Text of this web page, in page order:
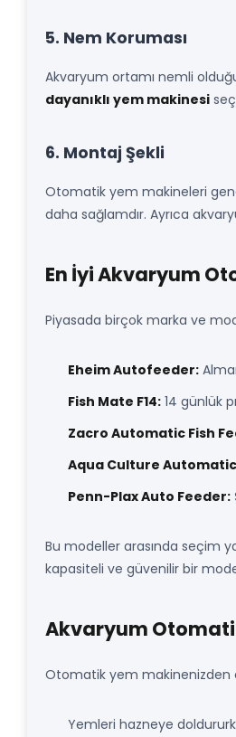
5. Nem Koruması
Akvaryum ortamı nemli
dayanıklı yem makinesi
6. Montaj Şekli
Otomatik yem makineleri
daha sağlamdır. Ayrıca
En İyi Akvaryum
Piyasada birçok marka ve
Eheim Autofeeder:
Fish Mate F14: 14 günlük
Zacro Automatic Fish
Aqua Culture
Penn-Plax Auto Feeder:
Bu modeller arasında seçim
kapasiteli ve güvenilir bir
Akvaryum
Otomatik yem makinenizden
Yemleri hazneye